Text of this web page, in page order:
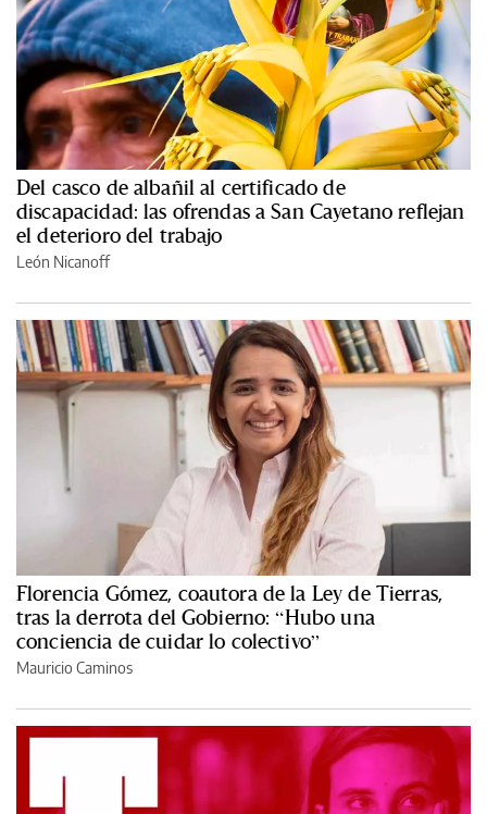
Del casco de albañil al certificado de
discapacidad: las ofrendas a San Cayetano reflejan
el deterioro del trabajo
León Nicanoff
Florencia Gómez, coautora de la Ley de Tierras,
tras la derrota del Gobierno: “Hubo una
conciencia de cuidar lo colectivo”
Mauricio Caminos